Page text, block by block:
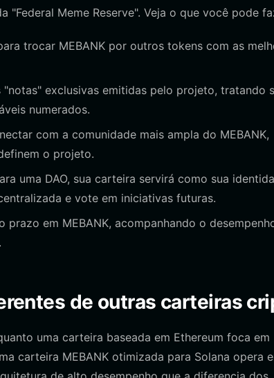
Meme Reserve". Veja o que você pode
trocar MEBANK por outros tokens com as
exclusivas emitidas pelo projeto, tratando
numerados.
com a comunidade mais ampla do MEBANK,
o projeto.
uma DAO, sua carteira servirá como sua
e vote em iniciativas futuras.
prazo em MEBANK, acompanhando o
de outras carteiras
uma carteira baseada em Ethereum foca em
carteira MEBANK otimizada para Solana opera